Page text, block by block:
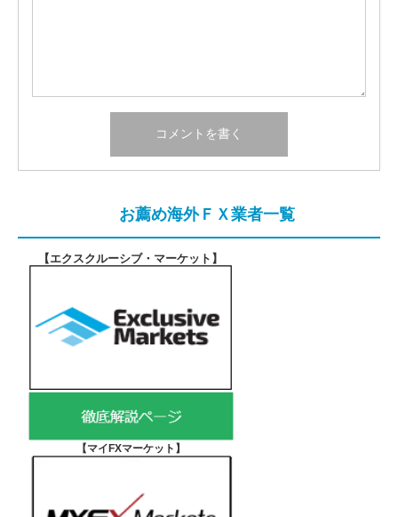
お薦め海外ＦＸ業者一覧
【エクスクルーシブ・マーケット 】
【マイFXマーケット 】